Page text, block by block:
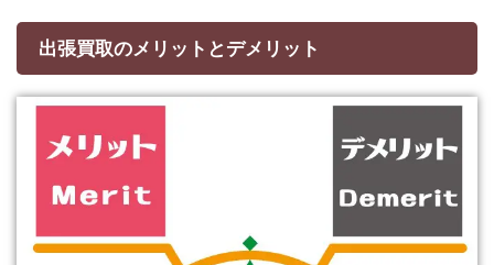
出張買取のメリットとデメリット